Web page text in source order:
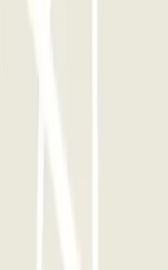
nicht ein
echt